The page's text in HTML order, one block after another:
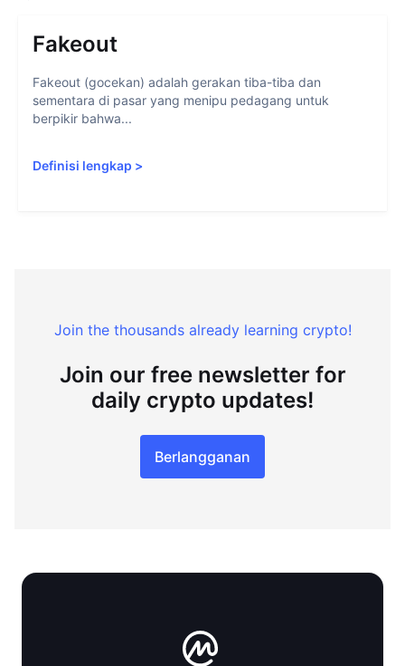
Fakeout
Fakeout (gocekan) adalah gerakan tiba-tiba dan
sementara di pasar yang menipu pedagang untuk
berpikir bahwa...
Definisi lengkap >
Join the thousands already learning crypto!
Join our free newsletter for
daily crypto updates!
Berlangganan